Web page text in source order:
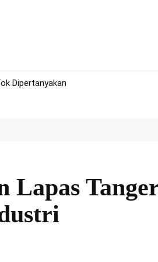
Dipertanyakan
Lapas